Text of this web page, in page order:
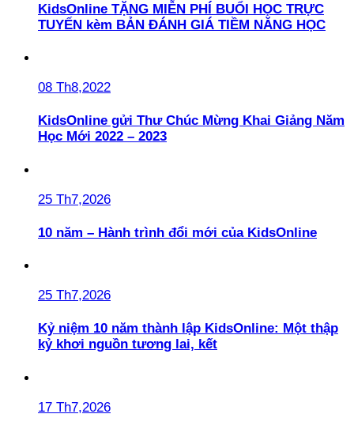
KidsOnline TẶNG MIỄN PHÍ BUỔI HỌC TRỰC
TUYẾN kèm BẢN ĐÁNH GIÁ TIỀM NĂNG HỌC
08 Th8,2022
KidsOnline gửi Thư Chúc Mừng Khai Giảng Năm
Học Mới 2022 – 2023
25 Th7,2026
10 năm – Hành trình đổi mới của KidsOnline
25 Th7,2026
Kỷ niệm 10 năm thành lập KidsOnline: Một thập
kỷ khơi nguồn tương lai, kết
17 Th7,2026